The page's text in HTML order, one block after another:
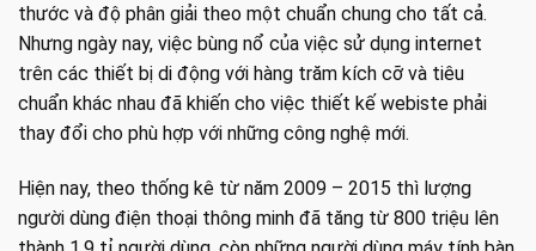
thước và độ phân giải theo một chuẩn chung cho tất cả.
Nhưng ngày nay, việc bùng nổ của việc sử dụng internet
trên các thiết bị di động với hàng trăm kích cỡ và tiêu
chuẩn khác nhau đã khiến cho việc thiết kế webiste phải
thay đổi cho phù hợp với những công nghệ mới.
Hiện nay, theo thống kê từ năm 2009 – 2015 thì lượng
người dùng điện thoại thông minh đã tăng từ 800 triệu lên